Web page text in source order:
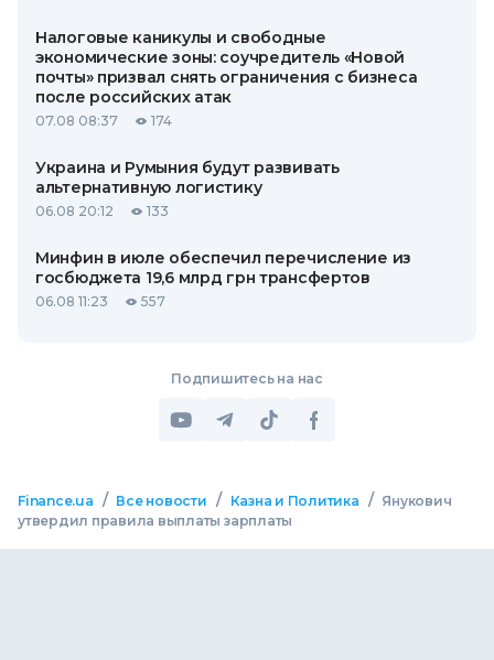
Налоговые каникулы и свободные
экономические зоны: соучредитель «Новой
почты» призвал снять ограничения с бизнеса
после российских атак
07.08 08:37 174
Украина и Румыния будут развивать
альтернативную логистику
06.08 20:12 133
Минфин в июле обеспечил перечисление из
госбюджета 19,6 млрд грн трансфертов
06.08 11:23 557
Подпишитесь на нас
Finance.ua / Все новости / Казна и Политика / Янукович
утвердил правила выплаты зарплаты